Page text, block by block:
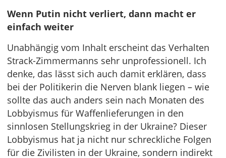
Wenn Putin nicht verliert, dann macht er
einfach weiter
Unabhängig vom Inhalt erscheint das Verhalten
Strack-Zimmermanns sehr unprofessionell. Ich
denke, das lässt sich auch damit erklären, dass
bei der Politikerin die Nerven blank liegen – wie
sollte das auch anders sein nach Monaten des
Lobbyismus für Waffenlieferungen in den
sinnlosen Stellungskrieg in der Ukraine? Dieser
Lobbyismus hat ja nicht nur schreckliche Folgen
für die Zivilisten in der Ukraine, sondern indirekt